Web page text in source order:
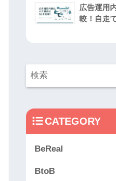
広告運用
較！自走
CATEGORY
BeReal
BtoB